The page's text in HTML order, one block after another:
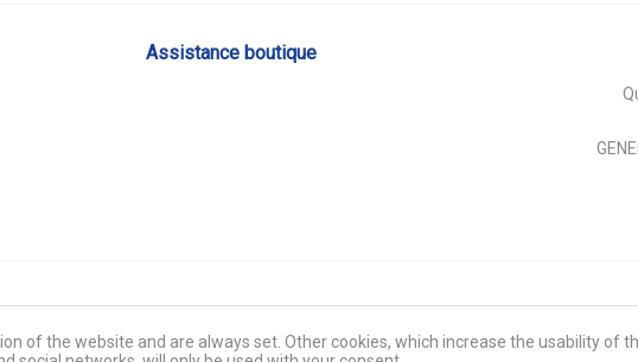
Assistance boutique
of the website and are always set. Other cookies, which increase the usability of